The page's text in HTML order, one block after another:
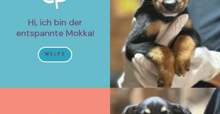
Hi, ich bin der
entspannte Mokka!
WELPE